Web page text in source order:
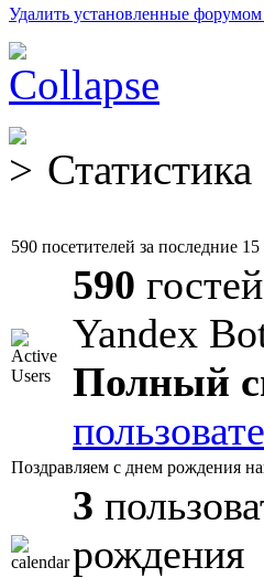
Удалить установленные форумом
590 посетителей за последние
590
Yandex
Полный
Поздравляем с днем рождения
3
рождения